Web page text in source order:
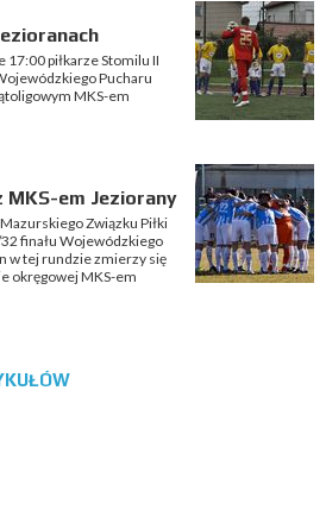
piłkarze Stomilu II
Pucharu
MKS-em
MKS-em Jeziorany
Związku Piłki
finału Wojewódzkiego
w tej rundzie zmierzy się
okręgowej MKS-em